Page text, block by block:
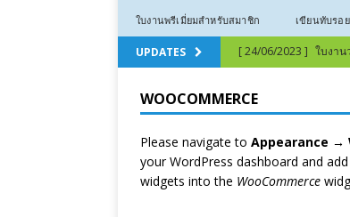
ใบงานพรีเมี่ยมสำหรับสมาชิก เขียนทับรอย
UPDATES [ 24/06/2023 ] ใบงาน
[ 12/03/2023 ] ลีลามื
[ 12/03/2023 ] ลีลามือ
คำข
สอนไ
WOOCOMMERCE
Please navigate to Appearance →
your WordPress dashboard and
widgets into the WooCommerce